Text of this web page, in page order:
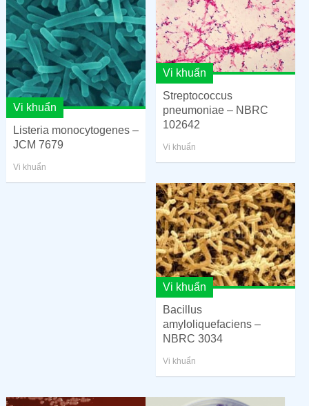
Vi khuẩn
Listeria monocytogenes –
JCM 7679
Vi khuẩn
Vi khuẩn
Streptococcus
pneumoniae – NBRC
102642
Vi khuẩn
Vi khuẩn
Bacillus
amyloliquefaciens –
NBRC 3034
Vi khuẩn